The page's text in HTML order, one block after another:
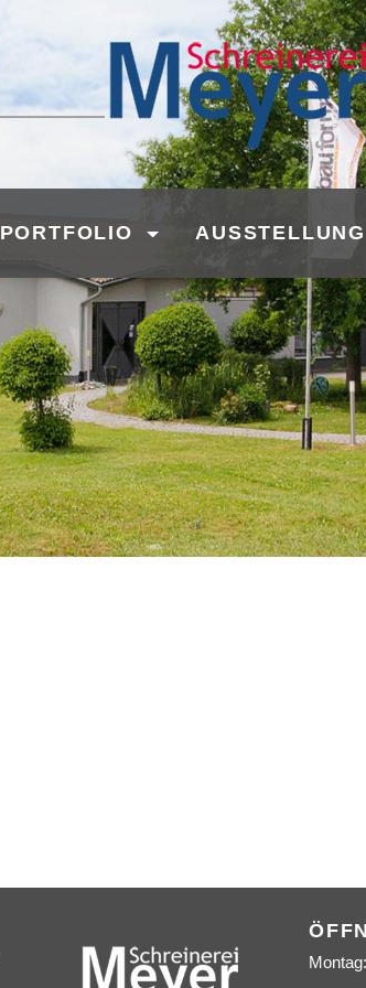
PORTFOLIO AUSSTELLUNG
Montag: